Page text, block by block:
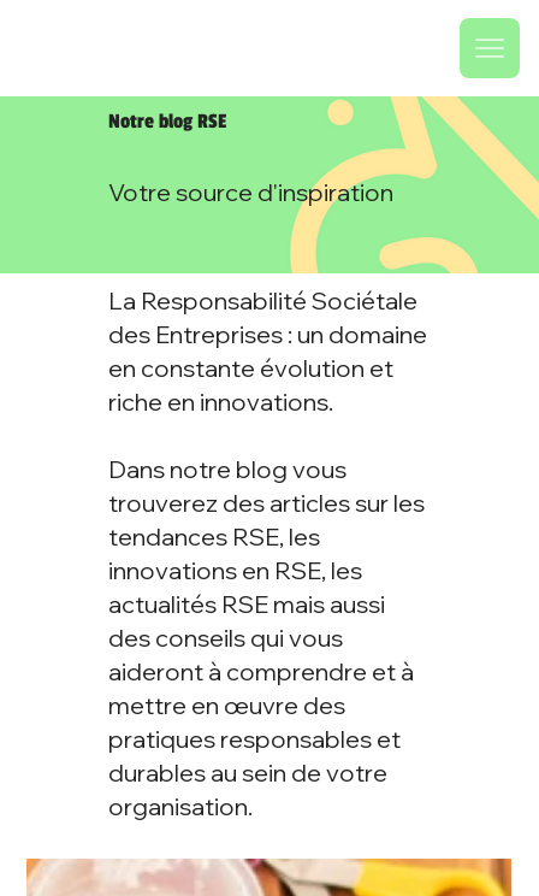
Notre blog RSE
Votre source d'inspiration
La Responsabilité Sociétale
des Entreprises : un domaine
en constante évolution et
riche en innovations.
Dans notre blog vous
trouverez des articles sur les
tendances RSE, les
innovations en RSE, les
actualités RSE mais aussi
des conseils qui vous
aideront à comprendre et à
mettre en œuvre des
pratiques responsables et
durables au sein de votre
organisation.